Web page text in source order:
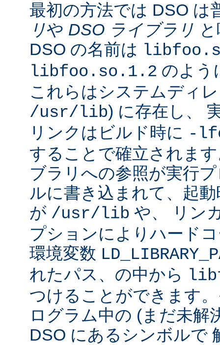
最初の方法では DSO は
リや DSO ライブラリ
DSO の名前は
libfoo.so.1.2 のよう
これらはシステムディ
/usr/lib) に存在し、
リンクはビルド時に -
することで確立されま
ブラリへの参照が実行
ルに書き込まれて、起
が /usr/lib や、 リン
プションによりハード
環境変数
れたパス、の中から
つけることができます
ログラム中の (まだ未解
DSO にあるシンボルで